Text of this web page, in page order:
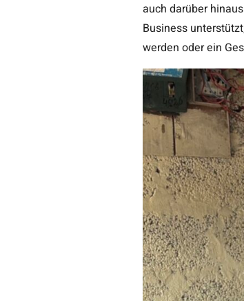
auch darüber
Business
werden oder ein